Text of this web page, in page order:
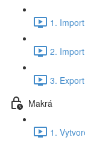
1.
2.
3.
Makrá
1.